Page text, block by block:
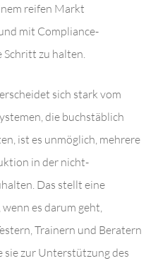
reifen Markt
mit Compliance-
zu halten.
sich stark vom
die buchstäblich
ist es unmöglich, mehrere
in der nicht-
Das stellt eine
es darum geht,
Trainern und Beratern
sie zur Unterstützung des